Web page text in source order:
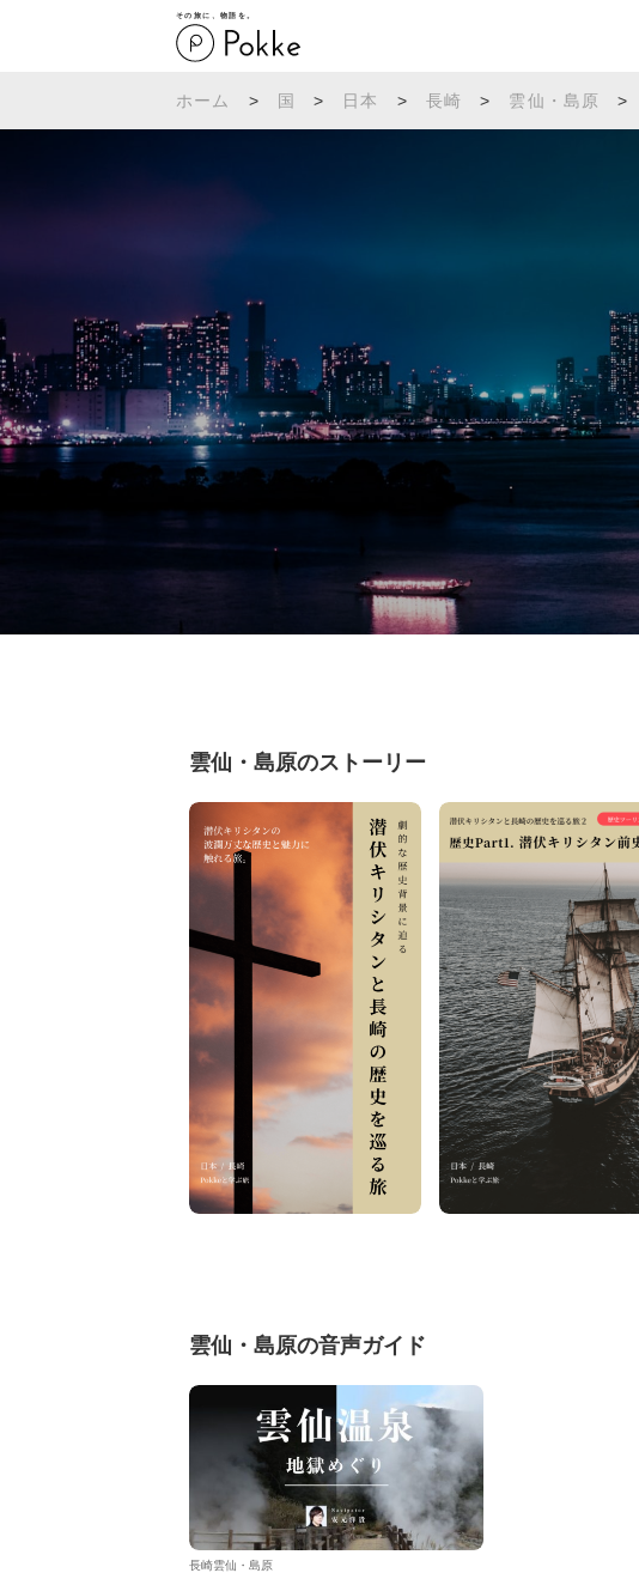
その旅に、物語を。
ホーム > 国 > 日本 > 長崎 > 雲仙・島原 >
雲仙・島原のストーリー
雲仙・島原の音声ガイド
長崎雲仙・島原